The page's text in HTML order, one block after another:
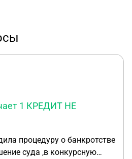
1 КРЕДИТ НЕ
процедуру о банкротстве
суда ,в конкурсную